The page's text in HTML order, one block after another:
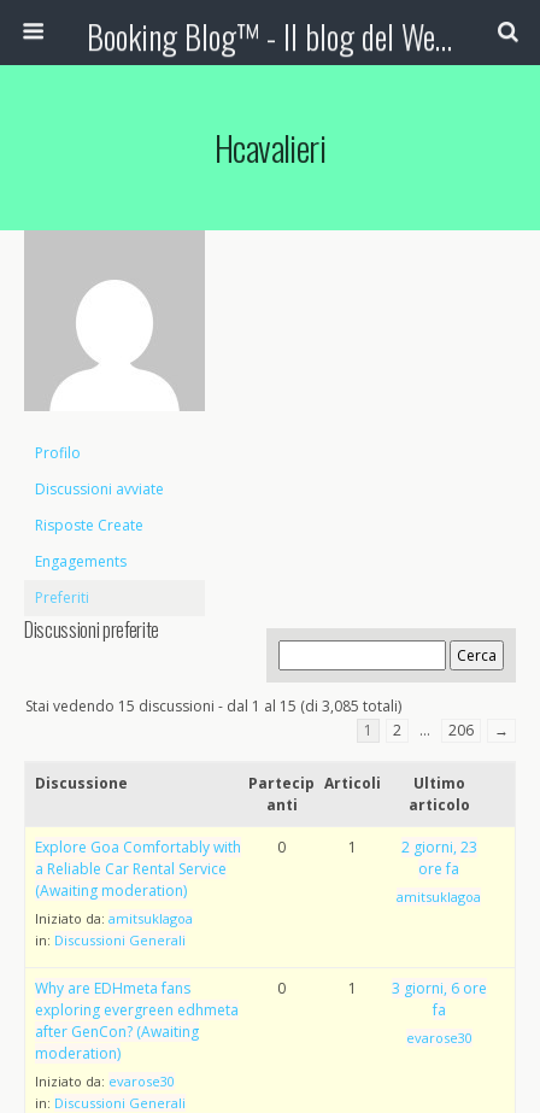
Booking Blog™ - Il blog del Web Marketing Turistico
Hcavalieri
Profilo
Discussioni avviate
Risposte Create
Engagements
Preferiti
Discussioni preferite
Stai vedendo 15 discussioni - dal 1 al 15 (di 3,085 totali)
1
2 … 206 →
Discussione
Partecip
anti
Articoli
Ultimo
articolo
Explore Goa Comfortably with
a Reliable Car Rental Service
(Awaiting moderation)
Iniziato da: amitsuklagoa
in: Discussioni Generali
0 1
2 giorni, 23
ore fa
amitsuklagoa
Why are EDHmeta fans
exploring evergreen edhmeta
after GenCon? (Awaiting
moderation)
Iniziato da: evarose30
in: Discussioni Generali
0 1
3 giorni, 6 ore
fa
evarose30